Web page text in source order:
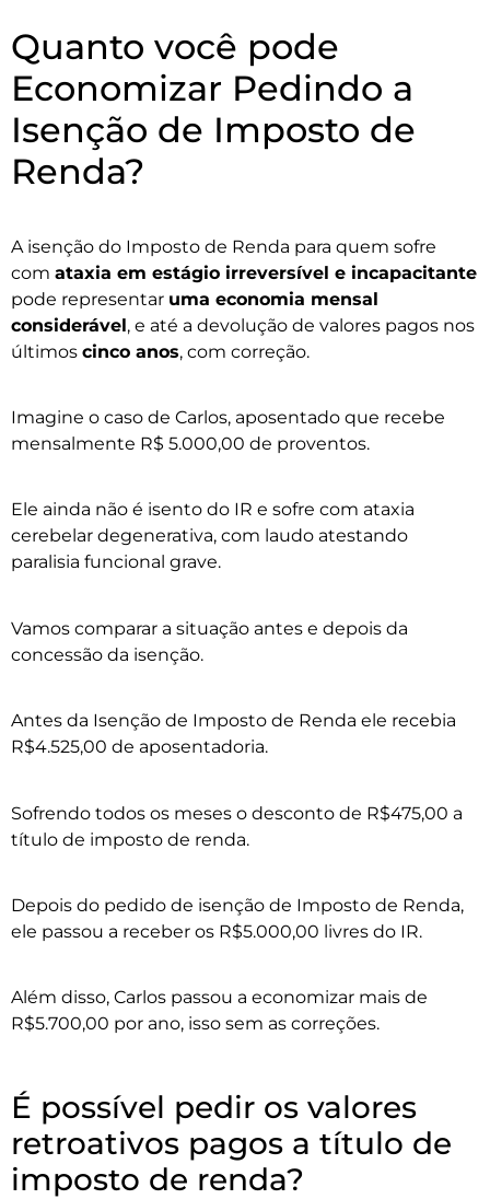
Quanto você pode
Economizar Pedindo a
Isenção de Imposto de
Renda?
A isenção do Imposto de Renda para quem sofre
com ataxia em estágio irreversível e incapacitante
pode representar uma economia mensal
considerável, e até a devolução de valores pagos nos
últimos cinco anos, com correção.
Imagine o caso de Carlos, aposentado que recebe
mensalmente R$ 5.000,00 de proventos.
Ele ainda não é isento do IR e sofre com ataxia
cerebelar degenerativa, com laudo atestando
paralisia funcional grave.
Vamos comparar a situação antes e depois da
concessão da isenção.
Antes da Isenção de Imposto de Renda ele recebia
R$4.525,00 de aposentadoria.
Sofrendo todos os meses o desconto de R$475,00 a
título de imposto de renda.
Depois do pedido de isenção de Imposto de Renda,
ele passou a receber os R$5.000,00 livres do IR.
Além disso, Carlos passou a economizar mais de
R$5.700,00 por ano, isso sem as correções.
É possível pedir os valores
retroativos pagos a título de
imposto de renda?